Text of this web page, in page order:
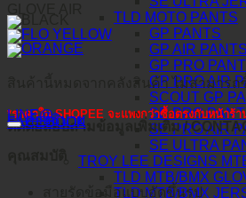
TLD MOTO PANTS
GP PANTS
GP AIR PANTS
GP PRO
GP PRO AIR
SCOUT GP
SE PRO
SE PRO AIR
SE ULTRA
TROY LEE DESIGNS
TLD MTB/BMX
TLD MTB/BMX
สินค้านี้หมดจากคลังสินค้า ไม่สามารถ
*ราคาใน SHOPEE จะแพงกว่าซื้อตรงกับหน้าร้า
ติดต่อสอบถามข้อมูลเพิ่มเติม /
LINE@
FACEBOOK
คำอธิบาย
สายรัดข้อมือแบบอัดขึ้นรูป